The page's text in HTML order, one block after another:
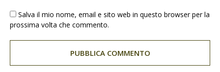
Salva il mio nome, email e sito web in questo browser per la
prossima volta che commento.